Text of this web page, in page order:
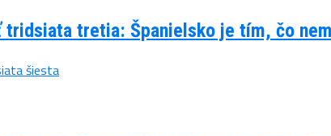
tridsiata tretia: Španielsko je tím, čo